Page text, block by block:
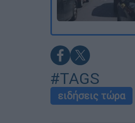
#TAGS
ειδήσεις τώρα